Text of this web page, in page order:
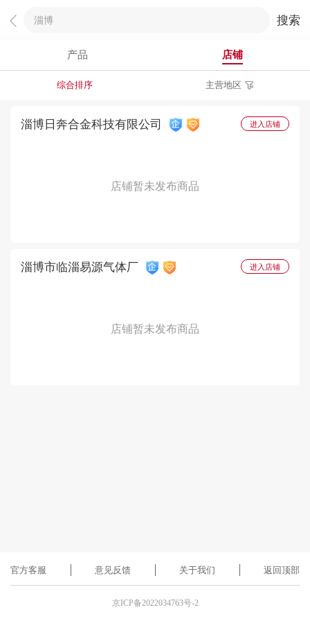
搜索
产品 店铺
综合排序 主营地区
淄博 日奔合金科技有限公司 进入店铺
店铺暂未发布商品
淄博市临淄易源气体厂 进入店铺
店铺暂未发布商品
官方客服 意见反馈 关于我们 返回顶部
京ICP备2022034763号-2